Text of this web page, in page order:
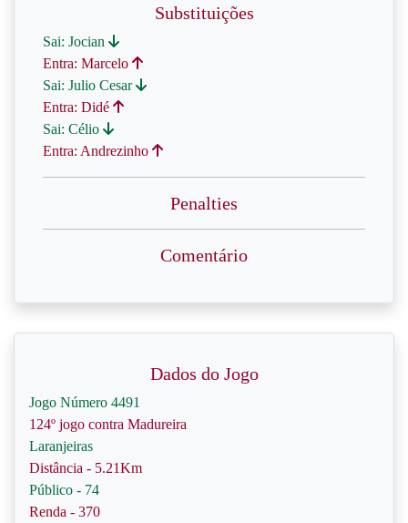
Substituições
Sai: Jocian
Entra: Marcelo
Sai: Julio Cesar
Entra: Didé
Sai: Célio
Entra: Andrezinho
Penalties
Comentário
Dados do Jogo
Jogo Número 4491
124º jogo contra Madureira
Laranjeiras
Distância - 5.21Km
Público - 74
Renda - 370